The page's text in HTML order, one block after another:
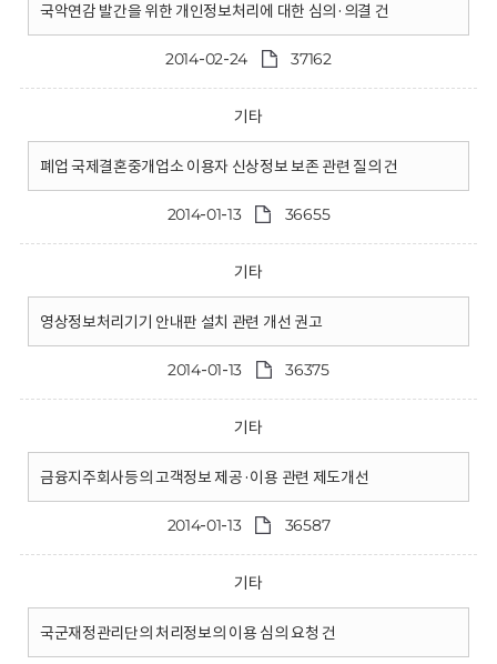
국악연감 발간을 위한 개인정보처리에 대한 심의·의결 건
2014-02-24 37162
기타
폐업 국제결혼중개업소 이용자 신상정보 보존 관련 질의 건
2014-01-13 36655
기타
영상정보처리기기 안내판 설치 관련 개선 권고
2014-01-13 36375
기타
금융지주회사등의 고객정보 제공·이용 관련 제도개선
2014-01-13 36587
기타
국군재정관리단의 처리정보의 이용 심의 요청 건